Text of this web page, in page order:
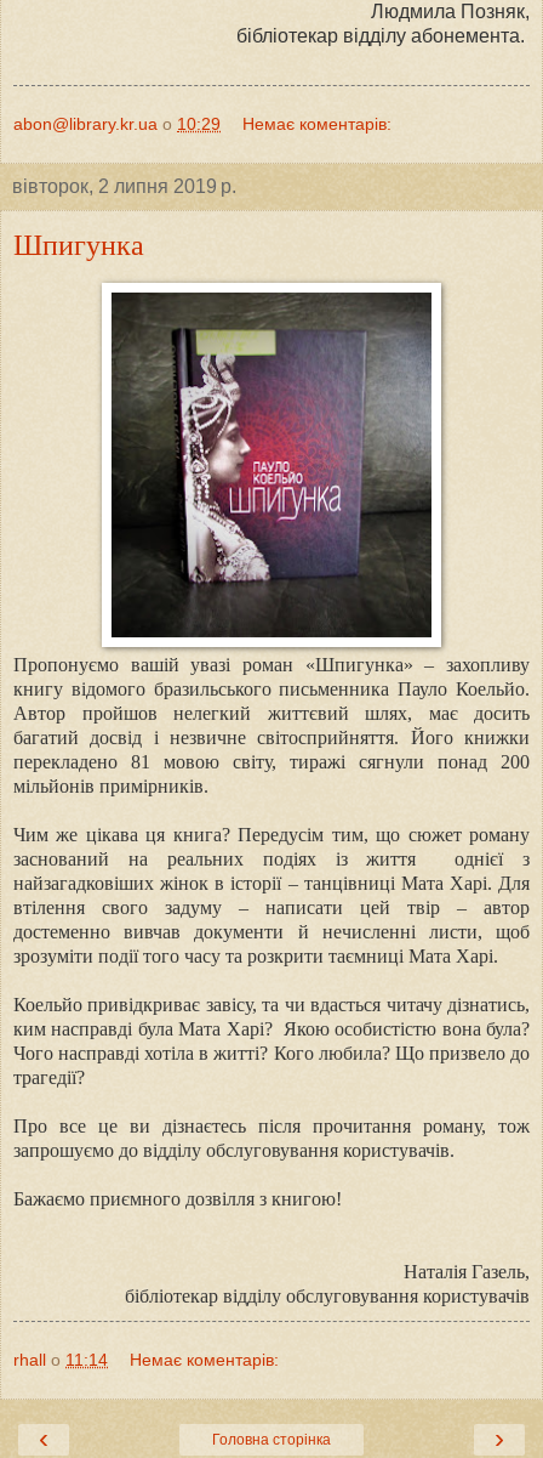
Людмила Позняк,
бібліотекар відділу абонемента.
abon@library.kr.ua о 10:29 Немає коментарів:
вівторок, 2 липня 2019 р.
Шпигунка
Пропонуємо вашій увазі роман «Шпигунка» – захопливу
книгу відомого бразильського письменника Пауло Коельйо.
Автор пройшов нелегкий життєвий шлях, має досить
багатий досвід і незвичне світосприйняття. Його книжки
перекладено 81 мовою світу, тиражі сягнули понад 200
мільйонів примірників.
Чим же цікава ця книга? Передусім тим, що сюжет роману
заснований на реальних подіях із життя однієї з
найзагадковіших жінок в історії – танцівниці Мата Харі. Для
втілення свого задуму – написати цей твір – автор
достеменно вивчав документи й нечисленні листи, щоб
зрозуміти події того часу та розкрити таємниці Мата Харі.
Коельйо привідкриває завісу, та чи вдасться читачу дізнатись,
ким насправді була Мата Харі? Якою особистістю вона була?
Чого насправді хотіла в житті? Кого любила? Що призвело до
трагедії?
Про все це ви дізнаєтесь після прочитання роману, тож
запрошуємо до відділу обслуговування користувачів.
Бажаємо приємного дозвілля з книгою!
Наталія Газель,
бібліотекар відділу обслуговування користувачів
rhall о 11:14 Немає коментарів:
‹ ›
Головна сторінка